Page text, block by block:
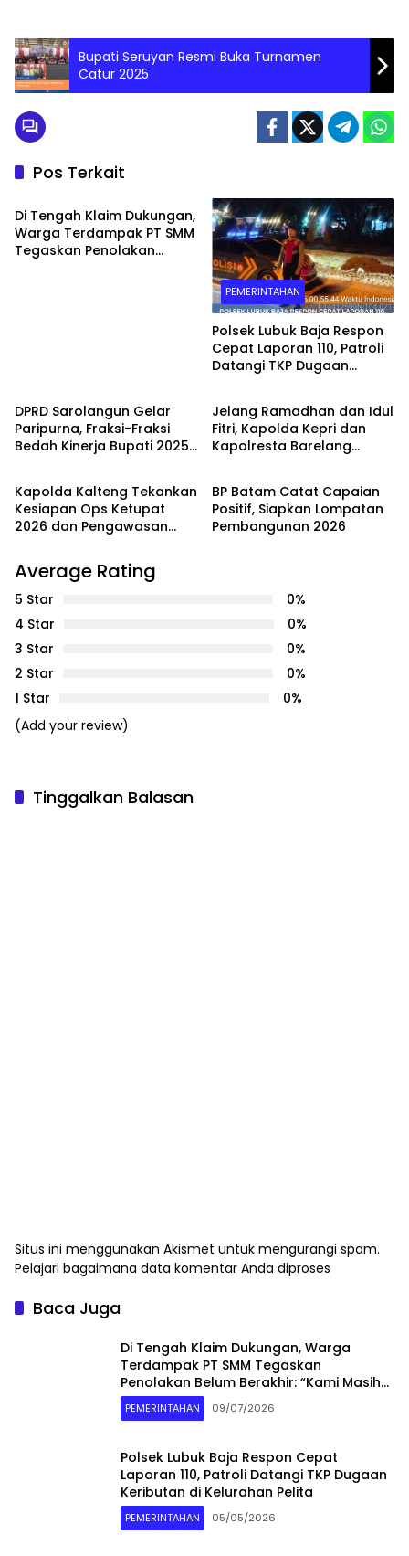
Bupati Seruyan Resmi Buka Turnamen
Catur 2025
Pos Terkait
PEMERINTAHAN
Di Tengah Klaim Dukungan,
Warga Terdampak PT SMM
Tegaskan Penolakan
PEMERINTAHAN
Polsek Lubuk Baja Respon
Cepat Laporan 110, Patroli
Datangi TKP Dugaan
DPRD Sarolangun Gelar
Paripurna, Fraksi-Fraksi
Bedah Kinerja Bupati 2025
PEMERINTAHAN
Jelang Ramadhan dan Idul
Fitri, Kapolda Kepri dan
Kapolresta Barelang
PEMERINTAHAN
Kapolda Kalteng Tekankan
Kesiapan Ops Ketupat
2026 dan Pengawasan
PEMERINTAHAN
BP Batam Catat Capaian
Positif, Siapkan Lompatan
Pembangunan 2026
Average Rating
5 Star
0%
4 Star
0%
3 Star
0%
2 Star
0%
1 Star
0%
(Add your review)
Tinggalkan Balasan
Situs ini menggunakan Akismet untuk mengurangi spam.
Pelajari bagaimana data komentar Anda diproses
Baca Juga
Di Tengah Klaim Dukungan, Warga
Terdampak PT SMM Tegaskan
Penolakan Belum Berakhir: “Kami Masih
Merasakan Dampaknya”
PEMERINTAHAN 09/07/2026
Polsek Lubuk Baja Respon Cepat
Laporan 110, Patroli Datangi TKP Dugaan
Keributan di Kelurahan Pelita
PEMERINTAHAN 05/05/2026